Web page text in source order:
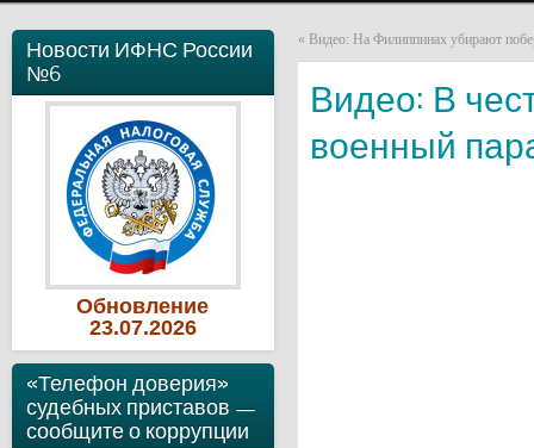
Новости ИФНС России
№6
Обновление
23.07.2026
«Телефон доверия»
судебных приставов —
сообщите о коррупции
« Видео: На Филиппинах убирают
Видео: В
военный